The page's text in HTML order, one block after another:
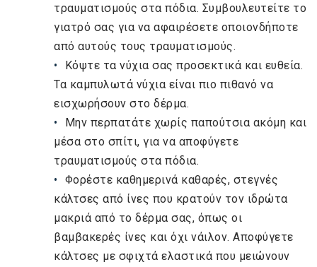
τραυματισμούς στα πόδια. Συμβουλευτείτε το
γιατρό σας για να αφαιρέσετε οποιονδήποτε
από αυτούς τους τραυματισμούς.
Κόψτε τα νύχια σας προσεκτικά και ευθεία.
Τα καμπυλωτά νύχια είναι πιο πιθανό να
εισχωρήσουν στο δέρμα.
Μην περπατάτε χωρίς παπούτσια ακόμη και
μέσα στο σπίτι, για να αποφύγετε
τραυματισμούς στα πόδια.
Φορέστε καθημερινά καθαρές, στεγνές
κάλτσες από ίνες που κρατούν τον ιδρώτα
μακριά από το δέρμα σας, όπως οι
βαμβακερές ίνες και όχι νάιλον. Αποφύγετε
κάλτσες με σφιχτά ελαστικά που μειώνουν